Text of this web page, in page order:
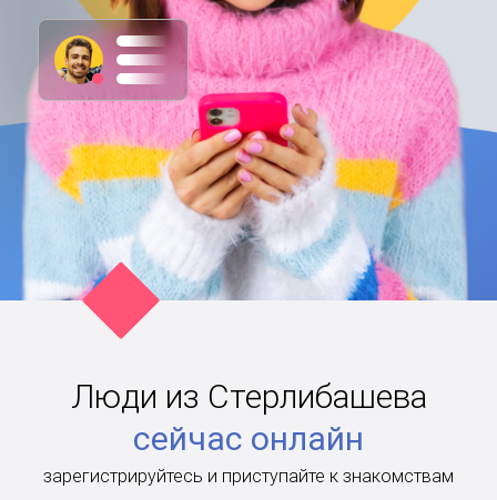
Люди из Стерлибашева
сейчас онлайн
зарегистрируйтесь и приступайте к знакомствам